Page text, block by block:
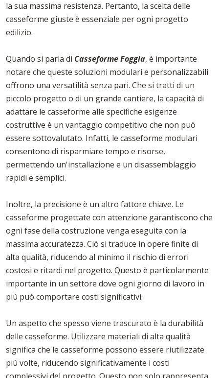
la sua massima resistenza. Pertanto, la scelta delle
casseforme giuste è essenziale per ogni progetto
edilizio.
Quando si parla di Casseforme Foggia, è importante
notare che queste soluzioni modulari e personalizzabili
offrono una versatilità senza pari. Che si tratti di un
piccolo progetto o di un grande cantiere, la capacità di
adattare le casseforme alle specifiche esigenze
costruttive è un vantaggio competitivo che non può
essere sottovalutato. Infatti, le casseforme modulari
consentono di risparmiare tempo e risorse,
permettendo un'installazione e un disassemblaggio
rapidi e semplici.
Inoltre, la precisione è un altro fattore chiave. Le
casseforme progettate con attenzione garantiscono che
ogni fase della costruzione venga eseguita con la
massima accuratezza. Ciò si traduce in opere finite di
alta qualità, riducendo al minimo il rischio di errori
costosi e ritardi nel progetto. Questo è particolarmente
importante in un settore dove ogni giorno di lavoro in
più può comportare costi significativi.
Un aspetto che spesso viene trascurato è la durabilità
delle casseforme. Utilizzare materiali di alta qualità
significa che le casseforme possono essere riutilizzate
più volte, riducendo significativamente i costi